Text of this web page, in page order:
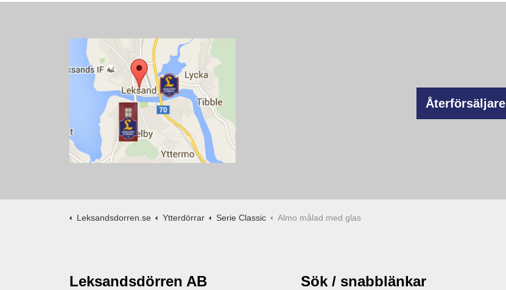
Återförsäljare
Leksandsdorren.se Ytterdörrar Serie Classic Almo målad med glas
Leksandsdörren AB Sök / snabblänkar